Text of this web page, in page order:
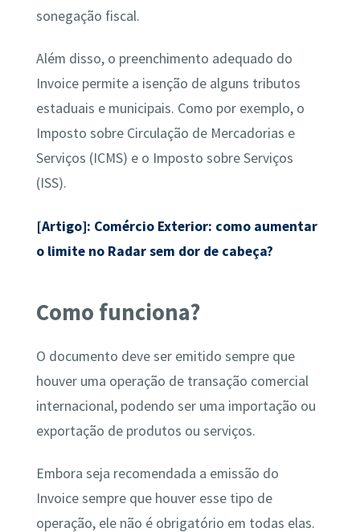
sonegação fiscal.
Além disso, o preenchimento adequado do
Invoice permite a isenção de alguns tributos
estaduais e municipais. Como por exemplo, o
Imposto sobre Circulação de Mercadorias e
Serviços (ICMS) e o Imposto sobre Serviços
(ISS).
[Artigo]: Comércio Exterior: como aumentar
o limite no Radar sem dor de cabeça?
Como funciona?
O documento deve ser emitido sempre que
houver uma operação de transação comercial
internacional, podendo ser uma importação ou
exportação de produtos ou serviços.
Embora seja recomendada a emissão do
Invoice sempre que houver esse tipo de
operação, ele não é obrigatório em todas elas.